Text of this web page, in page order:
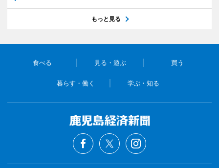
もっと見る
食べる 見る・遊ぶ 買う
暮らす・働く 学ぶ・知る